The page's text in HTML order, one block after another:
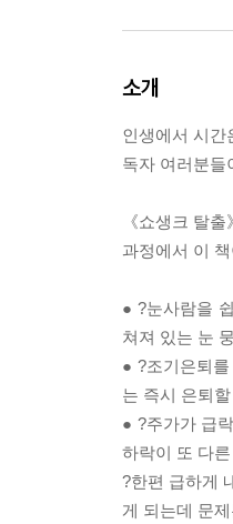
소개
인생에서 시간
독자 여러분들
《쇼생크 탈
과정에서 이
● ?눈사람을
쳐져 있는 눈
● ?조기은퇴
는 즉시 은퇴
● ?주가가 급
하락이 또 다
?한편 급하게
게 되는데 문